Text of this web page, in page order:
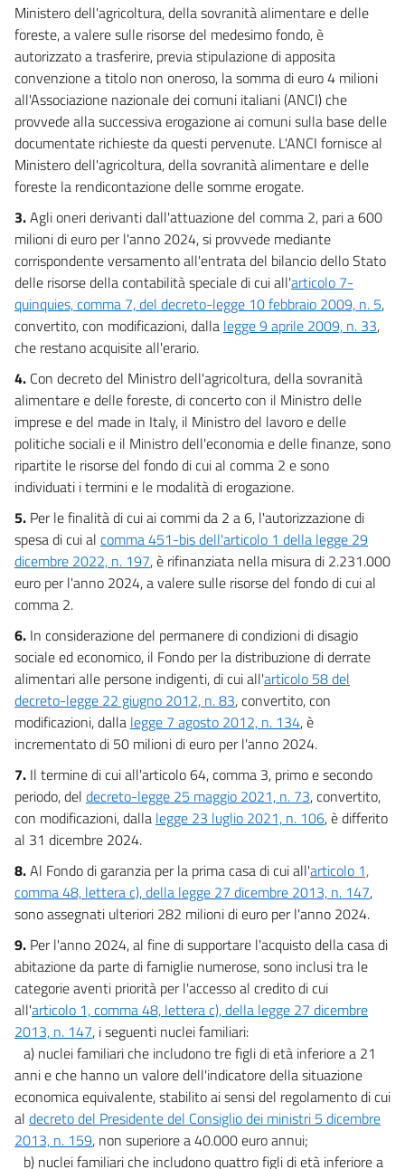
Allegato V
Allegato V
Allegati VI e VI bis
Allegato VI
Allegato VI bis
Allegato VII
Allegato VII
Tabelle A e B
Tabelle A e B
Quadri generali riassuntivi
Quadri generali riassuntivi
Stati di previsione
Stati di previsione
Ministero dell'agricoltura, della sovranità alimentare e delle
foreste, a valere sulle risorse del medesimo fondo, è
autorizzato a trasferire, previa stipulazione di apposita
convenzione a titolo non oneroso, la somma di euro 4 milioni
all'Associazione nazionale dei comuni italiani (ANCI) che
provvede alla successiva erogazione ai comuni sulla base delle
documentate richieste da questi pervenute. L'ANCI fornisce al
Ministero dell'agricoltura, della sovranità alimentare e delle
foreste la rendicontazione delle somme erogate.
3.Agli oneri derivanti dall'attuazione del comma 2, pari a 600
milioni di euro per l'anno 2024, si provvede mediante
corrispondente versamento all'entrata del bilancio dello Stato
delle risorse della contabilità speciale di cui all'articolo 7-
quinquies, comma 7, del decreto-legge 10 febbraio 2009, n. 5,
convertito, con modificazioni, dalla legge 9 aprile 2009, n. 33,
che restano acquisite all'erario.
4. Con decreto del Ministro dell'agricoltura, della sovranità
alimentare e delle foreste, di concerto con il Ministro delle
imprese e del made in Italy, il Ministro del lavoro e delle
politiche sociali e il Ministro dell'economia e delle finanze, sono
ripartite le risorse del fondo di cui al comma 2 e sono
individuati i termini e le modalità di erogazione.
5. Per le finalità di cui ai commi da 2 a 6, l'autorizzazione di
spesa di cui al comma 451-bis dell'articolo 1 della legge 29
dicembre 2022, n. 197, è rifinanziata nella misura di 2.231.000
euro per l'anno 2024, a valere sulle risorse del fondo di cui al
comma 2.
6. In considerazione del permanere di condizioni di disagio
sociale ed economico, il Fondo per la distribuzione di derrate
alimentari alle persone indigenti, di cui all'articolo 58 del
decreto-legge 22 giugno 2012, n. 83, convertito, con
modificazioni, dalla legge 7 agosto 2012, n. 134, è
incrementato di 50 milioni di euro per l'anno 2024.
7. Il termine di cui all'articolo 64, comma 3, primo e secondo
periodo, del decreto-legge 25 maggio 2021, n. 73, convertito,
con modificazioni, dalla legge 23 luglio 2021, n. 106, è differito
al 31 dicembre 2024.
8.Al Fondo di garanzia per la prima casa di cui all'articolo 1,
comma 48, lettera c), della legge 27 dicembre 2013, n. 147,
sono assegnati ulteriori 282 milioni di euro per l'anno 2024.
9. Per l'anno 2024, al fine di supportare l'acquisto della casa di
abitazione da parte di famiglie numerose, sono inclusi tra le
categorie aventi priorità per l'accesso al credito di cui
all'articolo 1, comma 48, lettera c), della legge 27 dicembre
2013, n. 147, i seguenti nuclei familiari:
a) nuclei familiari che includono tre figli di età inferiore a 21
anni e che hanno un valore dell'indicatore della situazione
economica equivalente, stabilito ai sensi del regolamento di cui
al decreto del Presidente del Consiglio dei ministri 5 dicembre
2013, n. 159, non superiore a 40.000 euro annui;
b) nuclei familiari che includono quattro figli di età inferiore a